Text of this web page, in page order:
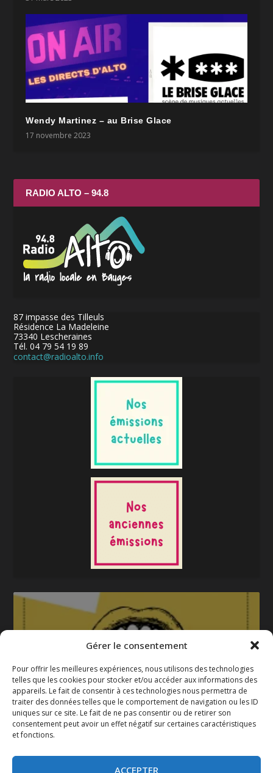
Gérer le consentement
Pour offrir les meilleures expériences, nous utilisons des technologies
telles que les cookies pour stocker et/ou accéder aux informations des
appareils. Le fait de consentir à ces technologies nous permettra de
traiter des données telles que le comportement de navigation ou les ID
uniques sur ce site. Le fait de ne pas consentir ou de retirer son
consentement peut avoir un effet négatif sur certaines caractéristiques
et fonctions.
ACCEPTER
Wendy Martinez – au Brise Glace
17 novembre 2023
RADIO ALTO – 94.8
87 impasse des Tilleuls
Résidence La Madeleine
73340 Lescheraines
Tél. 04 79 54 19 89
contact@radioalto.info
La gazette 2025-2026